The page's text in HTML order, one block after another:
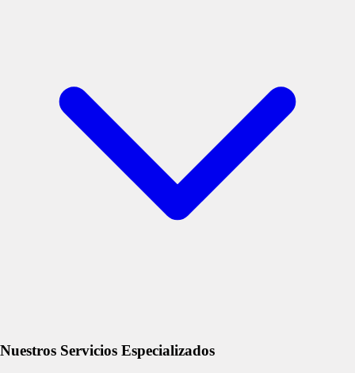
Nuestros Servicios Especializados